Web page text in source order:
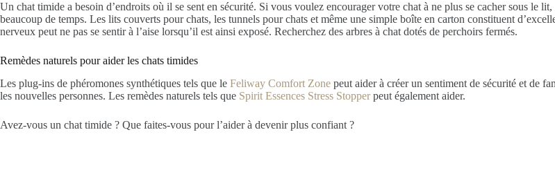
Un chat timide a besoin d’endroits où il se sent en sécurité. Si vous voulez encourager votre chat à ne plus se cacher sous le
beaucoup de temps. Les lits couverts pour chats, les tunnels pour chats et même une simple boîte en carton constituent
nerveux peut ne pas se sentir à l’aise lorsqu’il est ainsi exposé. Recherchez des arbres à chat dotés de perchoirs fermés.
Remèdes naturels pour aider les chats timides
Les plug-ins de phéromones synthétiques tels que le Feliway Comfort Zone peut aider à créer un sentiment de sécurité et de
les nouvelles personnes. Les remèdes naturels tels que Spirit Essences Stress Stopperpeut également aider.
Avez-vous un chat timide ? Que faites-vous pour l’aider à devenir plus confiant ?